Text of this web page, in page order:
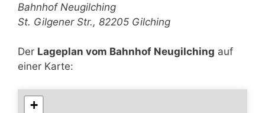
Bahnhof Neugilching
St. Gilgener Str., 82205 Gilching
Der Lageplan vom Bahnhof Neugilching auf
einer Karte:
+